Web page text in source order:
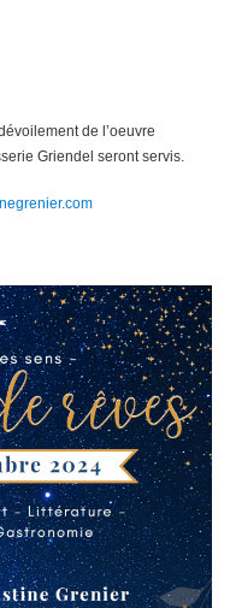
de l’oeuvre
Griendel seront servis.